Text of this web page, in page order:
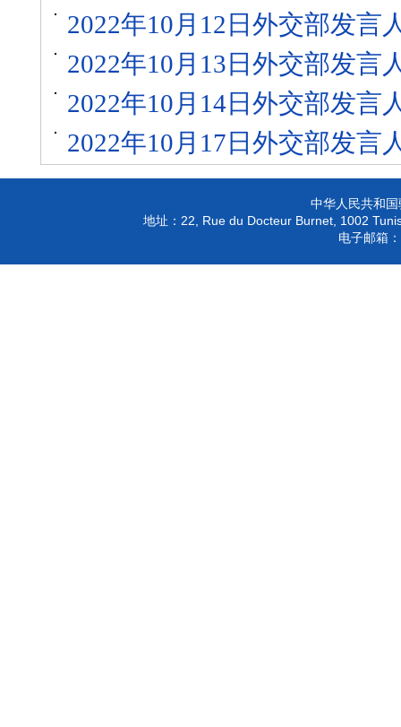
2022年10月12日外交部发言
2022年10月13日外交部发言
2022年10月14日外交部发言
2022年10月17日外交部发言
中华人民共和
地址： 22, Rue du Docteur Burnet, 1002
电子邮箱：